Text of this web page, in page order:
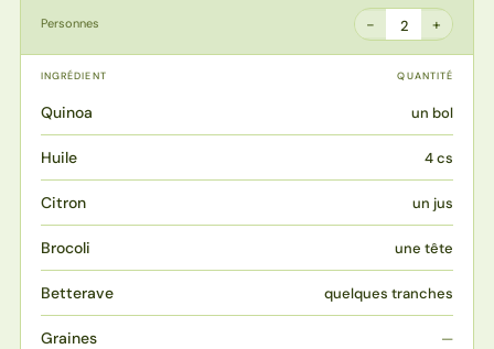
Personnes − 2 +
INGRÉDIENT QUANTITÉ
Quinoa un bol
Huile 4 cs
Citron un jus
Brocoli une tête
Betterave quelques tranches
Graines —